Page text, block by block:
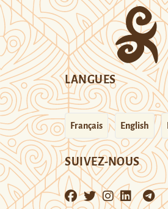
LANGUES
Français English
SUIVEZ-NOUS